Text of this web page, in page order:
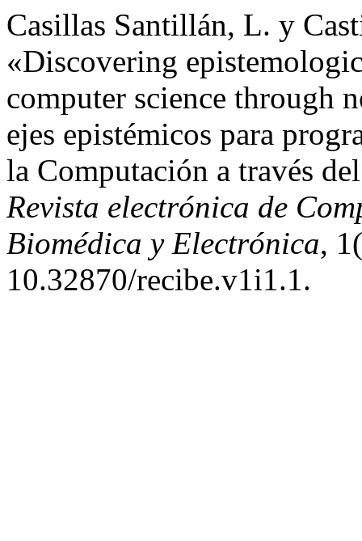
Casillas Santillán, L. y
«Discovering
computer science through
ejes epistémicos para
la Computación a través
Revista electrónica de
Biomédica y Electrónica,
10.32870/recibe.v1i1.1.